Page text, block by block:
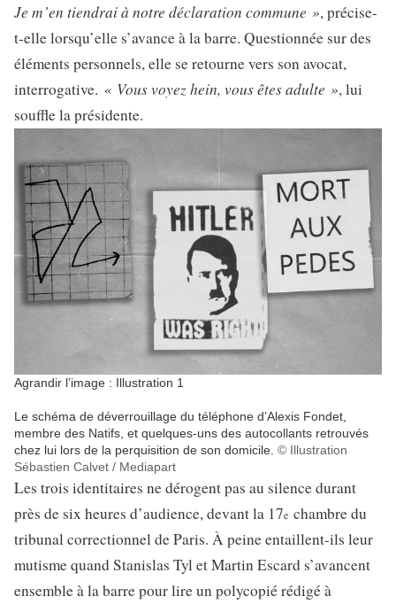
Je m’en tiendrai à notre déclaration commune », précise-
t-elle lorsqu’elle s’avance à la barre. Questionnée sur des
éléments personnels, elle se retourne vers son avocat,
interrogative. « Vous voyez hein, vous êtes adulte », lui
souffle la présidente.
Agrandir l’image : Illustration 1
Le schéma de déverrouillage du téléphone d’Alexis Fondet,
membre des Natifs, et quelques-uns des autocollants retrouvés
chez lui lors de la perquisition de son domicile. © Illustration
Sébastien Calvet / Mediapart
Les trois identitaires ne dérogent pas au silence durant
près de six heures d’audience, devant la 17e chambre du
tribunal correctionnel de Paris. À peine entaillent-ils leur
mutisme quand Stanislas Tyl et Martin Escard s’avancent
ensemble à la barre pour lire un polycopié rédigé à